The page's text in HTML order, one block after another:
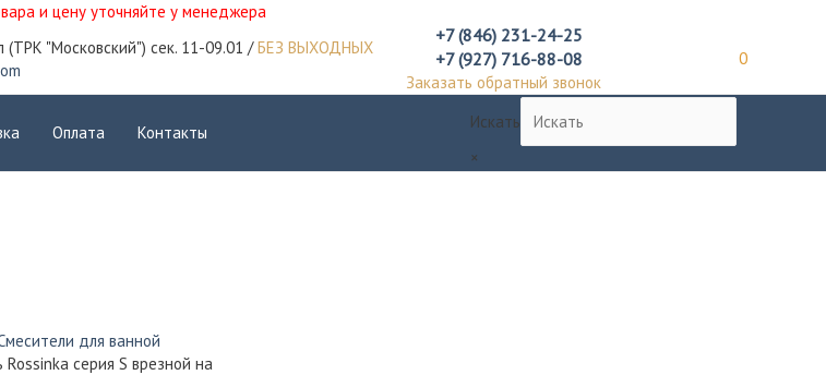
и цену уточняйте у менеджера
(ТРК "Московский") сек. 11-09.01 /БЕЗ ВЫХОДНЫХ
+7 (846) 231-24-25
+7 (927) 716-88-08
Заказать обратный звонок
0
Оплата Контакты
Искать
×
для ванной
серия S врезной на